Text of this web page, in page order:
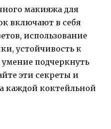
макияжа для
включают в себя
использование
устойчивость к
подчеркнуть
эти секреты и
каждой коктейльной